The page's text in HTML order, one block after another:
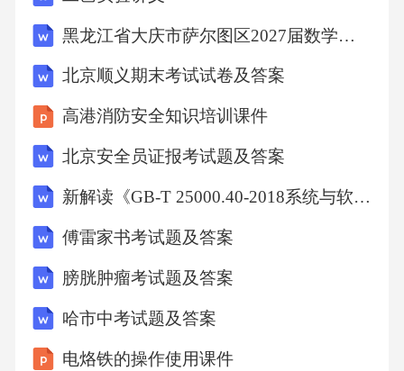
造成人员伤亡。事故原因剖析01不当维护导致
物品坠落例如，某建筑外墙瓷砖因年久失修脱
落，造成行人受伤，凸显了定期维护的重要
性。02恶劣天气引发坠物强风暴雨等极端天气
条件下，未固定好的广告牌、花盆等物品可能
员未妥善固定工具或材料，导致物品从高空坠
落，对下方人员构成威胁。防范措施的改进对
建筑物及其附属设施进行定期检查和维护，及
时修复破损或松动的部分，预防坠物发生。在
建筑物的阳台、窗户等易发生坠物的区域安装
防护网，有效防止物品坠落。通过定期的安全
黑龙江省大庆市萨尔图区2027届数学六年级第一学期期末质量检测试题含解析
北京顺义期末考试试卷及答案
高港消防安全知识培训课件
北京安全员证报考试题及答案
新解读《GB-T 25000.40-2018系统与软件工程 系统与软件质量要求和评价（SQuaRE）第40部分：评价过程》
傅雷家书考试题及答案
膀胱肿瘤考试题及答案
哈市中考试题及答案
电烙铁的操作使用课件